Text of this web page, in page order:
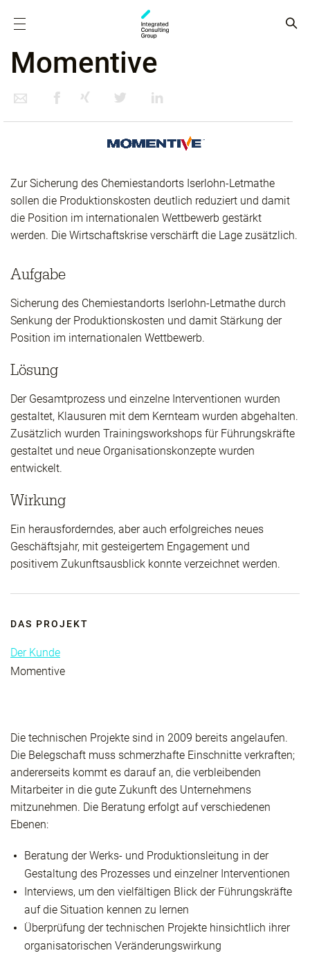
Momentive
Zur Sicherung des Chemiestandorts Iserlohn-Letmathe
sollen die Produktionskosten deutlich reduziert und damit
die Position im internationalen Wettbewerb gestärkt
werden. Die Wirtschaftskrise verschärft die Lage zusätzlich.
Aufgabe
Sicherung des Chemiestandorts Iserlohn-Letmathe durch
Senkung der Produktionskosten und damit Stärkung der
Position im internationalen Wettbewerb.
Lösung
Der Gesamtprozess und einzelne Interventionen wurden
gestaltet, Klausuren mit dem Kernteam wurden abgehalten.
Zusätzlich wurden Trainingsworkshops für Führungskräfte
gestaltet und neue Organisationskonzepte wurden
entwickelt.
Wirkung
Ein herausforderndes, aber auch erfolgreiches neues
Geschäftsjahr, mit gesteigertem Engagement und
positivem Zukunftsausblick konnte verzeichnet werden.
DAS PROJEKT
Der Kunde
Momentive
Die technischen Projekte sind in 2009 bereits angelaufen.
Die Belegschaft muss schmerzhafte Einschnitte verkraften;
andererseits kommt es darauf an, die verbleibenden
Mitarbeiter in die gute Zukunft des Unternehmens
mitzunehmen. Die Beratung erfolgt auf verschiedenen
Ebenen:
Beratung der Werks- und Produktionsleitung in der
Gestaltung des Prozesses und einzelner Interventionen
Interviews, um den vielfältigen Blick der Führungskräfte
auf die Situation kennen zu lernen
Überprüfung der technischen Projekte hinsichtlich ihrer
organisatorischen Veränderungswirkung